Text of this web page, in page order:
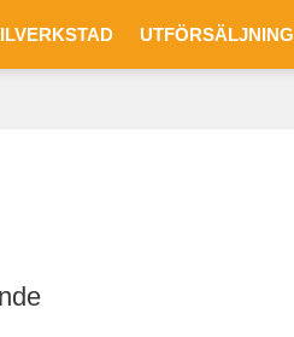
UTFÖRSÄLJNING